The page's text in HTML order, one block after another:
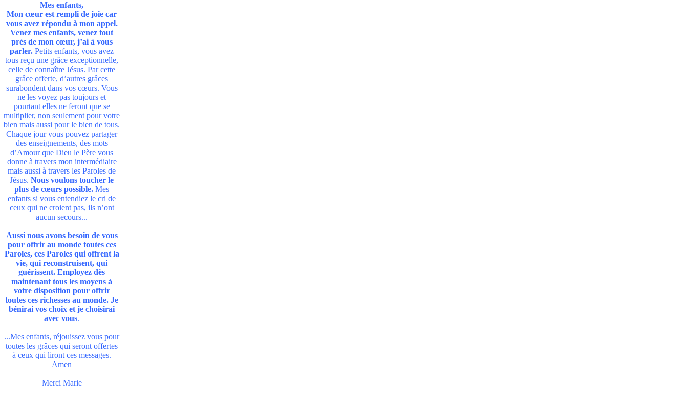
Mes enfants,
Mon cœur est rempli de joie car
vous avez répondu à mon appel.
Venez mes enfants, venez tout
près de mon cœur, j’ai à vous
parler. Petits enfants, vous avez
tous reçu une grâce exceptionnelle,
celle de connaître Jésus. Par cette
grâce offerte, d’autres grâces
surabondent dans vos cœurs. Vous
ne les voyez pas toujours et
pourtant elles ne feront que se
multiplier, non seulement pour votre
bien mais aussi pour le bien de tous.
Chaque jour vous pouvez partager
des enseignements, des mots
d’Amour que Dieu le Père vous
donne à travers mon intermédiaire
mais aussi à travers les Paroles de
Jésus.Nous voulons toucher le
plus de cœurs possible. Mes
enfants si vous entendiez le cri de
ceux qui ne croient pas, ils n’ont
aucun secours...
Aussi nous avons besoin de vous
pour offrir au monde toutes ces
Paroles, ces Paroles qui offrent la
vie, qui reconstruisent, qui
guérissent. Employez dès
maintenant tous les moyens à
votre disposition pour offrir
toutes ces richesses au monde. Je
bénirai vos choix et je choisirai
avec vous.
...Mes enfants, réjouissez vous pour
toutes les grâces qui seront offertes
à ceux qui liront ces messages.
Amen
Merci Marie